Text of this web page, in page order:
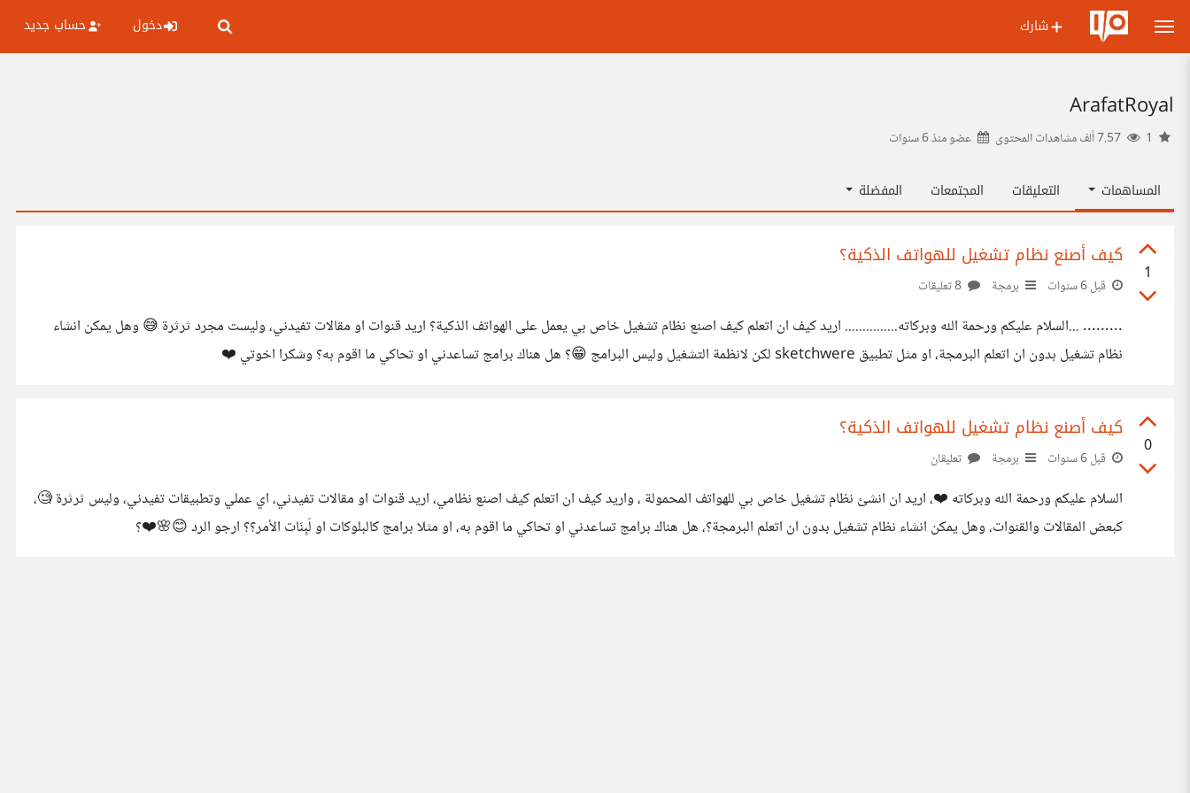
شارك دخول حساب جديد
ArafatRoyal
عضو منذ6 سنوات
المساهمات التعليقات المجتمعات المفضلة
1
كيف أصنع نظام تشغيل للهواتف الذكية؟
قبل 6 سنوات برمجة
......... ...السلام عليكم ورحمة الله وبركاته............... اريد كيف ان اتعلم كيف اصنع نظام تشغيل خاص بي يعمل على الهواتف الذكية؟ اريد قنوات او مقالات تفيدني، وليست مجرد ثرثرة 😅 وهل يمكن انشاء
نظام تشغيل بدون ان اتعلم البرمجة، او مثل تطبيق sketchwere لكن لانظمة التشغيل وليس البرامج 😁؟ هل هناك برامج تساعدني او تحاكي ما اقوم به؟ وشكرا اخوتي ❤️
0
كيف أصنع نظام تشغيل للهواتف الذكية؟
قبل 6 سنوات برمجة تعليقان
السلام عليكم ورحمة الله وبركاته ❤️، اريد ان انشئ نظام تشغيل خاص بي للهواتف المحمولة ، واريد كيف ان اتعلم كيف اصنع نظامي، اريد قنوات او مقالات تفيدني، اي عملي وتطبيقات تفيدني، وليس ثرثرة 🧐،
كبعض المقالات والقنوات، وهل يمكن انشاء نظام تشغيل بدون ان اتعلم البرمجة؟، هل هناك برامج تساعدني او تحاكي ما اقوم به، او مثلا برامج كالبلوكات او لَبِنَات الأمر؟؟ ارجو الرد 😊🌸❤️؟